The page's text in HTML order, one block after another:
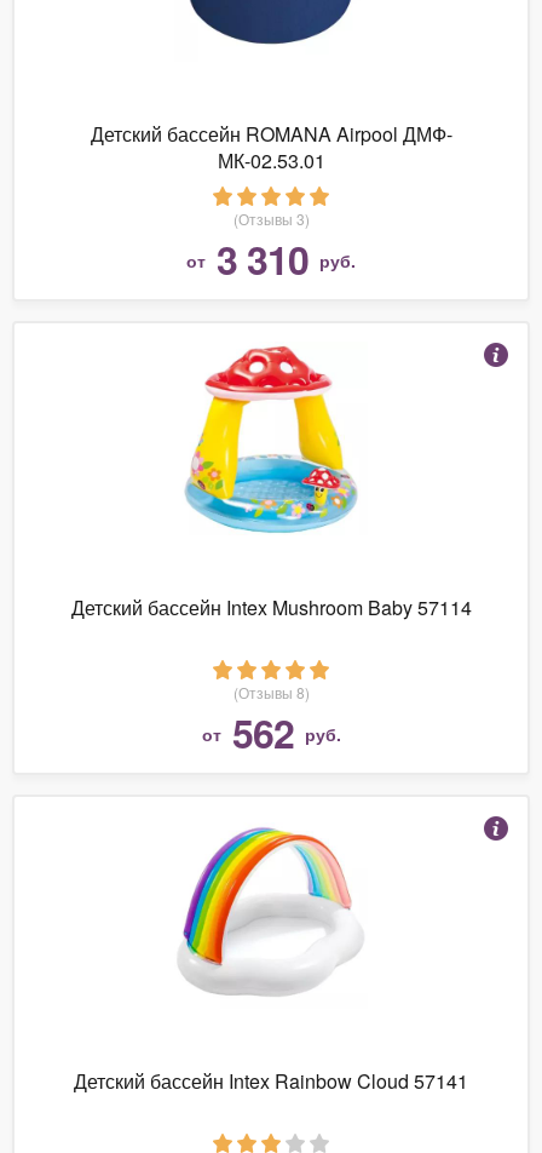
Детский бассейн ROMANA Airpool ДМФ-
МК-02.53.01
(Отзывы 3)
от 3 310 руб.
Детский бассейн Intex Mushroom Baby 57114
(Отзывы 8)
от 562 руб.
Детский бассейн Intex Rainbow Cloud 57141